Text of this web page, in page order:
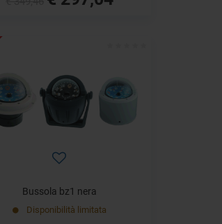
Bussola bz1 nera
Disponibilità limitata